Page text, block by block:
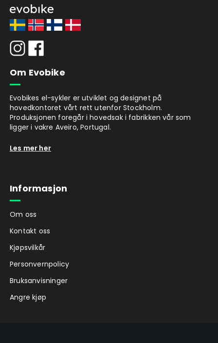
Om Evobike
Evobikes el-sykler er utviklet og designet på
hovedkontoret vårt rett utenfor Stockholm.
Produksjonen foregår i hovedsak i fabrikken vår som
ligger i vakre Aveiro, Portugal.
Les mer her
Informasjon
Om oss
Kontakt oss
Kjøpsvilkår
Personvernpolicy
Bruksanvisninger
Angre kjøp